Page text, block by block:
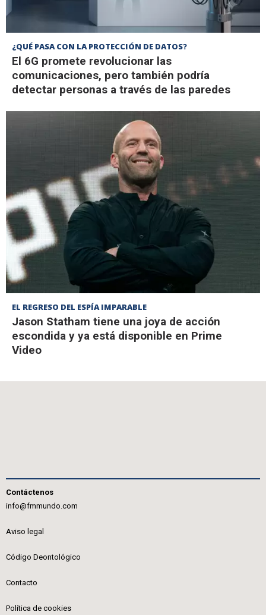
¿QUÉ PASA CON LA PROTECCIÓN DE DATOS?
El 6G promete revolucionar las
comunicaciones, pero también podría
detectar personas a través de las paredes
EL REGRESO DEL ESPÍA IMPARABLE
Jason Statham tiene una joya de acción
escondida y ya está disponible en Prime
Video
Contáctenos
info@fmmundo.com
Aviso legal
Código Deontológico
Contacto
Política de cookies